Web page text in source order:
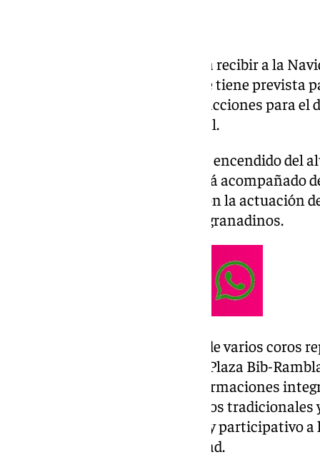
Granada ya está preparada para recibir a la
anunciado la programación que tiene prevista
capital contará con nuevas atracciones para
dinamización del comercio local.
Este sábado 29 de noviembre, el encendido
Navidad en Granada capital e irá acompañado
comenzará a las 20.00 horas con la actuación
combinará danza y villancicos granadinos.
Amenizará también la música de varios coros
del centro de la ciudad desde la Plaza Bib-
Fuente de las Batallas, donde formaciones
jóvenes interpretarán repertorios tradicionales
aportarán un ambiente festivo y participativo a
pistoletazo de salida a la Navidad.